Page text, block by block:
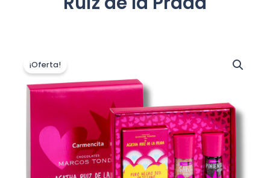
¡Oferta! precio
original
era:
15,99 €.
actual
es:
12,99 €.
chocolate
Carmencita
cantidad